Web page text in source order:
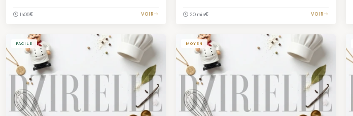
1h05€ VOIR 20 min€ VOIR
FACILE MOYEN